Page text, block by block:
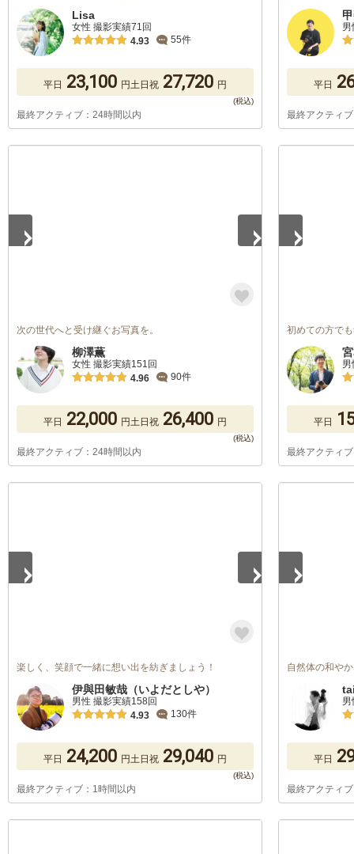
Lisa
女性 撮影実績71回
4.93
55件
平日 23,100 円土日祝 27,720 円
最終アクティブ：24時間以内
平日
最終アクティ
次の世代へと受け継ぐお写真を。
柳澤薫
女性 撮影実績151回
4.96
90件
平日 22,000 円土日祝 26,400 円
最終アクティブ：24時間以内
初めての方で
平日
最終アクティ
楽しく、笑顔で一緒に想い出を紡ぎましょう！
伊與田敏哉（いよだとしや）
男性 撮影実績158回
4.93
130件
平日 24,200 円土日祝 29,040 円
最終アクティブ：1時間以内
自然体の和や
平日
最終アクティ